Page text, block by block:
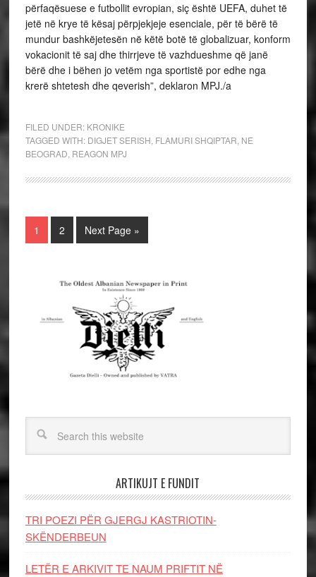
përfaqësuese e futbollit evropian, siç është UEFA, duhet të
jetë në krye të kësaj përpjekjeje esenciale, për të bërë të
mundur bashkëjetesën në këtë botë të globalizuar, konform
vokacionit të saj dhe thirrjeve të vazhdueshme që janë
bërë dhe i bëhen jo vetëm nga sportistë por edhe nga
krerë shtetesh dhe qeverish”, deklaron MPJ./a
FILED UNDER: KRONIKE
TAGGED WITH: DIGJET SERISH FLAMURI SHQIPTAR NE
BEOGRAD REAGON MPJ
1 2 Next Page »
ARTIKUJT E FUNDIT
TRI POEZI PËR GJERGJ KASTRIOTIN-
SKËNDERBEUN
LETËR E ARKIVIT TE NAUM PRIFTIT NË